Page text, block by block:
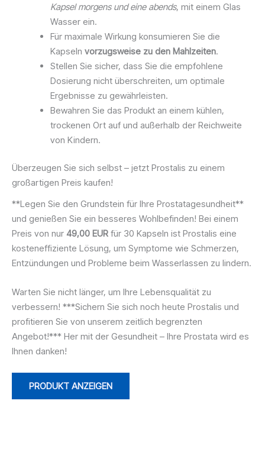
Kapsel morgens und eine abends, mit einem Glas
Wasser ein.
Für maximale Wirkung konsumieren Sie die
Kapseln vorzugsweise zu den Mahlzeiten.
Stellen Sie sicher, dass Sie die empfohlene
Dosierung nicht überschreiten, um optimale
Ergebnisse zu gewährleisten.
Bewahren Sie das Produkt an einem kühlen,
trockenen Ort auf und außerhalb der Reichweite
von Kindern.
Überzeugen Sie sich selbst – jetzt Prostalis zu einem
großartigen Preis kaufen!
**Legen Sie den Grundstein für Ihre Prostatagesundheit**
und genießen Sie ein besseres Wohlbefinden! Bei einem
Preis von nur 49,00 EUR für 30 Kapseln ist Prostalis eine
kosteneffiziente Lösung, um Symptome wie Schmerzen,
Entzündungen und Probleme beim Wasserlassen zu lindern.
Warten Sie nicht länger, um Ihre Lebensqualität zu
verbessern! ***Sichern Sie sich noch heute Prostalis und
profitieren Sie von unserem zeitlich begrenzten
Angebot!*** Her mit der Gesundheit – Ihre Prostata wird es
Ihnen danken!
PRODUKT ANZEIGEN